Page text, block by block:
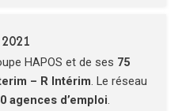
2021
HAPOS et de ses 75
– R Intérim. Le réseau
agences d’emploi.